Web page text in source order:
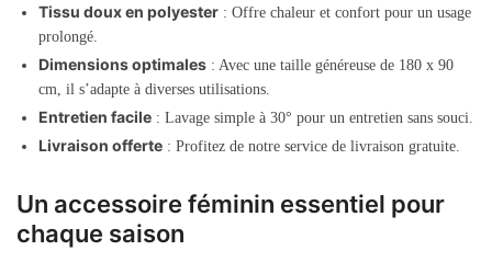
Tissu doux en polyester : Offre chaleur et confort pour un usage
prolongé.
Dimensions optimales : Avec une taille généreuse de 180 x 90
cm, il s’adapte à diverses utilisations.
Entretien facile : Lavage simple à 30° pour un entretien sans souci.
Livraison offerte : Profitez de notre service de livraison gratuite.
Un accessoire féminin essentiel pour
chaque saison